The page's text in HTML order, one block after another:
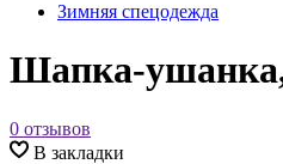
Зимняя спецодежда
Шапка-ушанка,
0 отзывов
В закладки